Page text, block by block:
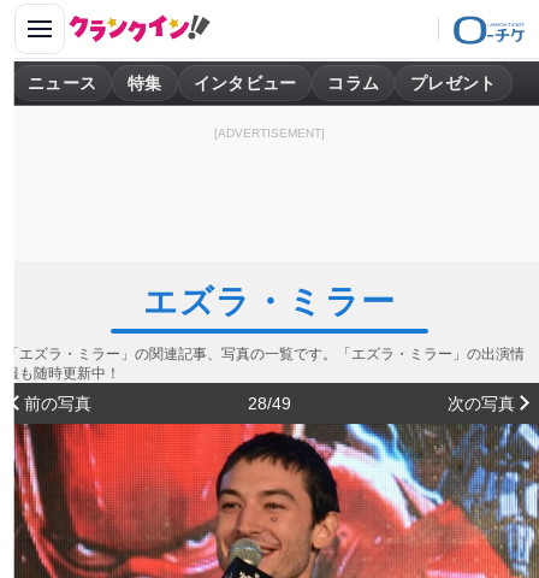
ニュース 特集 インタビュー コラム プレゼント
[ADVERTISEMENT]
エズラ・ミラー
「エズラ・ミラー」の関連記事、写真の一覧です。「エズラ・ミラー」の出演情
報も随時更新中！
前の写真 28/49 次の写真